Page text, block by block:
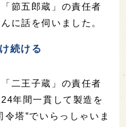
節五郎蔵」の責任者
に話を伺いました。
続ける
二王子蔵」の責任者
年間一貫して製造を
塔”でいらっしゃいま